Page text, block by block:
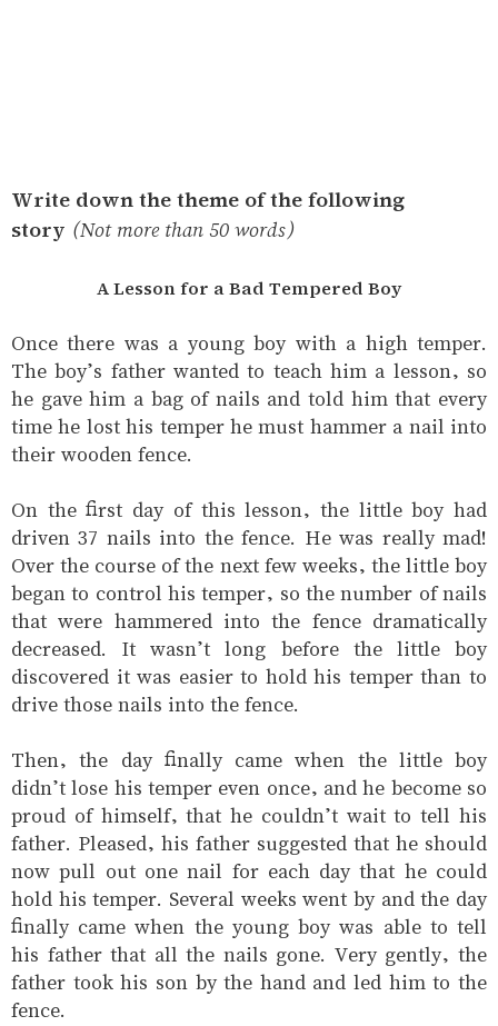
Write down the theme of the following
story (Not more than 50 words)
A Lesson for a Bad Tempered Boy
Once there was a young boy with a high temper.
The boy’s father wanted to teach him a lesson, so
he gave him a bag of nails and told him that every
time he lost his temper he must hammer a nail into
their wooden fence.
On the first day of this lesson, the little boy had
driven 37 nails into the fence. He was really mad!
Over the course of the next few weeks, the little boy
began to control his temper, so the number of nails
that were hammered into the fence dramatically
decreased. It wasn’t long before the little boy
discovered it was easier to hold his temper than to
drive those nails into the fence.
Then, the day finally came when the little boy
didn’t lose his temper even once, and he become so
proud of himself, that he couldn’t wait to tell his
father. Pleased, his father suggested that he should
now pull out one nail for each day that he could
hold his temper. Several weeks went by and the day
finally came when the young boy was able to tell
his father that all the nails gone. Very gently, the
father took his son by the hand and led him to the
fence.